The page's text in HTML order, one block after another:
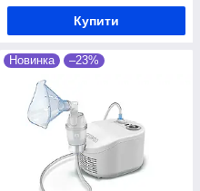
Купити
Новинка –23%